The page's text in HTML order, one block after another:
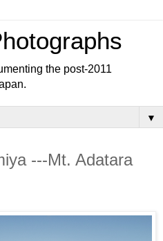
the post-2011
▼
---Mt. Adatara